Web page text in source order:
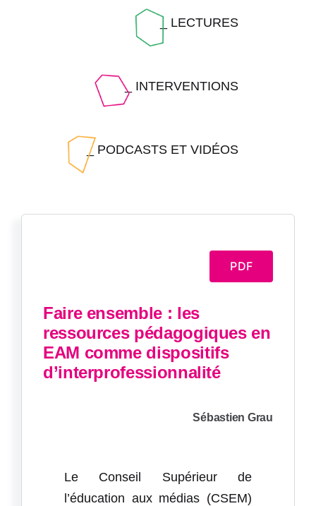
_ LECTURES
_ INTERVENTIONS
_ PODCASTS ET VIDÉOS
PDF
Faire ensemble : les
ressources pédagogiques en
EAM comme dispositifs
d’interprofessionnalité
Sébastien Grau
Le Conseil Supérieur de
l’éducation aux médias (CSEM)